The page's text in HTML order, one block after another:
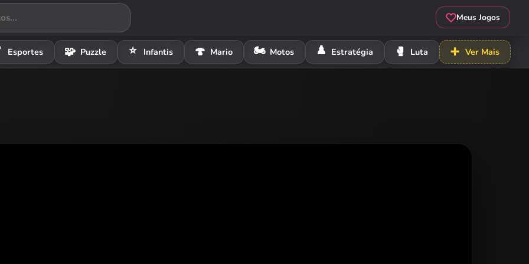
Meus Jogos
Esportes 🧩 Puzzle ⭐ Infantis 🍄 Mario 🏍️ Motos ♟️ Estratégia 🥊 Luta ➕ Ver Mais